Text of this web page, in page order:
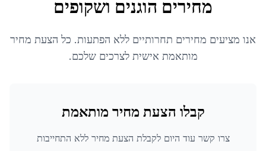
מחירים הוגנים ושקופים
אנו מציעים מחירים תחרותיים ללא הפתעות. כל הצעת מחיר
מותאמת אישית לצרכים שלכם.
קבלו הצעת מחיר מותאמת
צרו קשר עוד היום לקבלת הצעת מחיר ללא התחייבות